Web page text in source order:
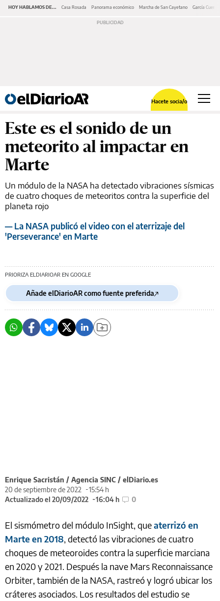
HOY HABLAMOS DE... Casa Rosada Panorama económico Marcha de San Cayetano García Cuerva
Hacete socia/o
Este es el sonido de un
meteorito al impactar en
Marte
Un módulo de la NASA ha detectado vibraciones sísmicas
de cuatro choques de meteoritos contra la superficie del
planeta rojo
— La NASA publicó el video con el aterrizaje del
'Perseverance' en Marte
PRIORIZA ELDIARIOAR EN GOOGLE
Añade elDiarioAR como fuente preferida
Enrique Sacristán / Agencia SINC / elDiario.es
20 de septiembre de 2022
15:54 h
Actualizado el 20/09/2022
16:04 h 0
El sismómetro del módulo InSight, queaterrizó en
Marte en 2018, detectó las vibraciones de cuatro
choques de meteoroides contra la superficie marciana
en 2020 y 2021. Después la nave Mars Reconnaissance
Orbiter, también de la NASA, rastreó y logró ubicar los
cráteres asociados. Los resultados del estudio se